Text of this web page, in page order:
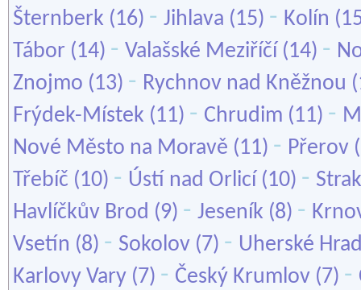
Šternberk (16) - Jihlava (15) - Kolín
Tábor (14) - Valašské Meziříčí (14) -
Znojmo (13) - Rychnov nad Kněžnou
Frýdek-Místek (11) - Chrudim (11) -
Nové Město na Moravě (11) - Přerov
Třebíč (10) - Ústí nad Orlicí (10) -
Havlíčkův Brod (9) - Jeseník (8) -
Vsetín (8) - Sokolov (7) - Uherské
Karlovy Vary (7) - Český Krumlov (7) -